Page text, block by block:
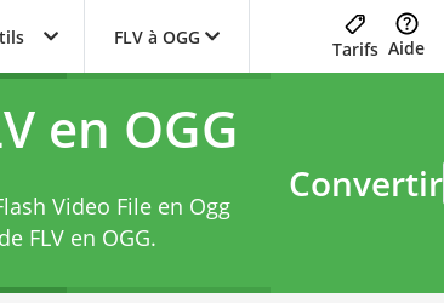
FLV à OGG
Tarifs Aide
en OGG
Video File en Ogg
FLV en OGG.
Convertir